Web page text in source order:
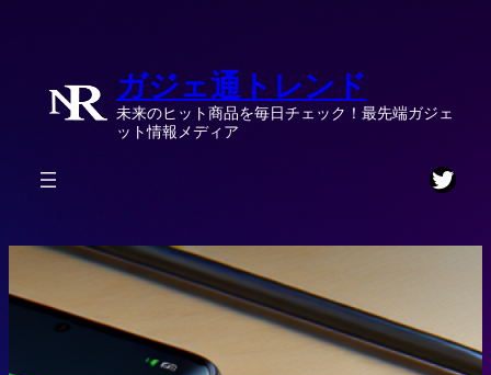
ガジェ通トレンド
未来のヒット商品を毎日チェック！最先端ガジェ
ット情報メディア